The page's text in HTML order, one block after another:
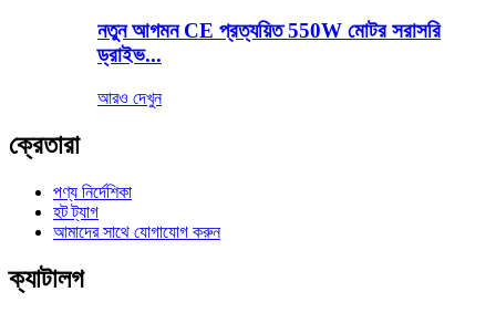
নতুন আগমন CE প্রত্যয়িত 550W মোটর সরাসরি
ড্রাইভ...
আরও দেখুন
ক্রেতারা
পণ্য নির্দেশিকা
হট ট্যাগ
আমাদের সাথে যোগাযোগ করুন
ক্যাটালগ